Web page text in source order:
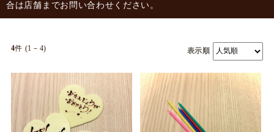
合は店舗までお問い合わせください。
4件 (1－4) 表示順